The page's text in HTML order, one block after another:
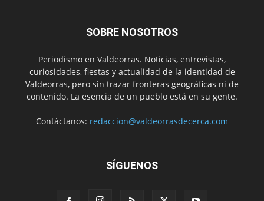
SOBRE NOSOTROS
Periodismo en Valdeorras. Noticias, entrevistas,
curiosidades, fiestas y actualidad de la identidad de
Valdeorras, pero sin trazar fronteras geográficas ni de
contenido. La esencia de un pueblo está en su gente.
Contáctanos: redaccion@valdeorrasdecerca.com
SÍGUENOS